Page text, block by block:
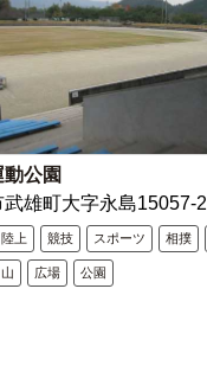
公園
武雄町大字永島15057-2
陸上 競技 スポーツ 相撲
山 広場 公園